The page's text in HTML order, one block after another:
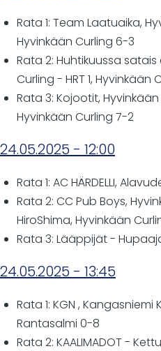
Rata 1: Team Laatuaika,
Hyvinkään Curling 6-3
Rata 2: Huhtikuussa
Curling - HRT 1, Hyvinkään
Rata 3: Kojootit,
Hyvinkään Curling 7-2
24.05.2025 - 12:00
Rata 1: AC HÄRDELLI,
Rata 2: CC Pub Boys,
HiroShima, Hyvinkään
Rata 3: Lääppijät -
24.05.2025 - 13:45
Rata 1: KGN ,
Rantasalmi 0-8
Rata 2: KAALIMADOT -